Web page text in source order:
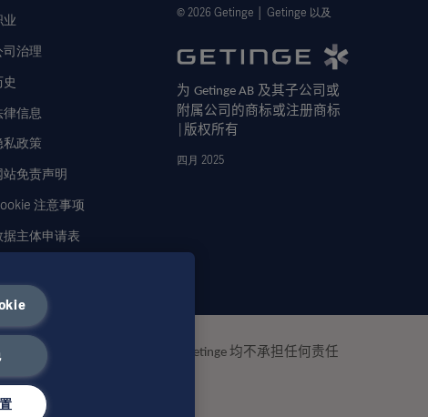
业
司治理
史
律信息
私政策
站免责声明
注意事项
据主体申请表
© 2026 Getinge │ Getinge 以及
为Getinge AB 及其子公司或
附属公司的商标或注册商标
版权所有
四月 2025
于本材料的作为或不作为， Getinge 均不承担任何责任
分信息。